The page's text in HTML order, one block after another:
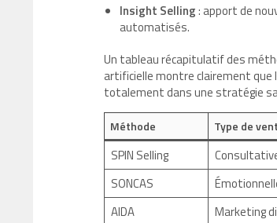
Insight Selling: apport de
automatisés.
Un tableau récapitulatif des
artificielle montre clairement que
totalement dans une stratégie
Méthode Type de
SPIN Selling
SONCAS
AIDA
Marketing